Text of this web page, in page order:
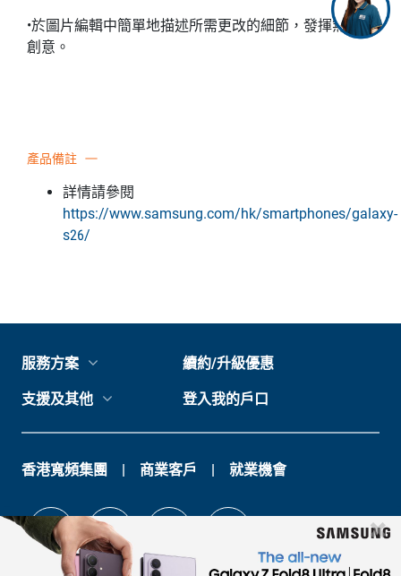
•於圖片編輯中簡單地描述所需更改的細節，發揮無限
創意。
產品備註
詳情請參閱
https://www.samsung.com/hk/smartphones/galaxy-
s26/
服務方案 續約/升級優惠
支援及其他 登入我的戶口
香港寬頻集團 商業客戶 就業機會